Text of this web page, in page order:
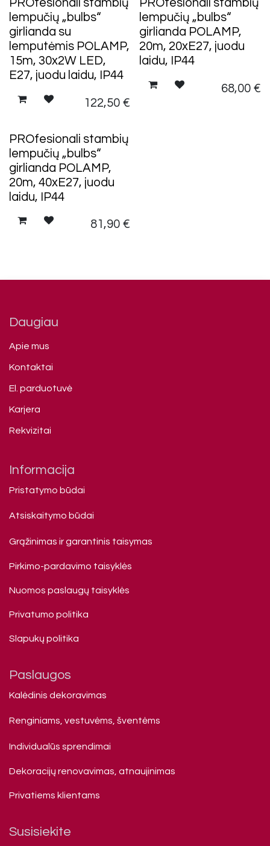
PROfesionali stambių
lempučių „bulbs“
girlianda su
lemputėmis POLAMP,
15m, 30x2W LED,
E27, juodu laidu, IP44
122,50 €
PROfesionali stambių
lempučių „bulbs“
girlianda POLAMP,
20m, 20xE27, juodu
laidu, IP44
68,00€
PROfesionali stambių
lempučių „bulbs“
girlianda POLAMP,
20m, 40xE27, juodu
laidu, IP44
81,90 €
Daugiau
Apie mus
Kontaktai
El. parduotuvė
Karjera
Rekvizitai
Informacija
Pristatymo būdai
Atsiskaitymo būdai
Grąžinimas ir garantinis taisymas
Pirkimo-pardavimo taisyklės
Nuomos paslaugų taisyklės
Privatumo politika
Slapukų politika
Paslaugos
Kalėdinis dekoravimas
Renginiams, vestuvėms, šventėms
Individualūs sprendimai
Dekoracijų renovavimas, atnaujinimas
Privatiems klienta​ms
Susisiekite